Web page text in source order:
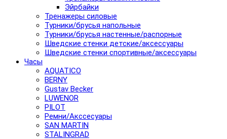
Эйрбайки
Тренажеры силовые
Турники/брусья напольные
Турники/брусья настенные/распорные
Шведские стенки детские/аксессуары
Шведские стенки спортивные/аксессуары
Часы
AQUATICO
BERNY
Gustav Becker
LUWENOR
PILOT
Pемни/Акссесуары
SAN MARTIN
STALINGRAD